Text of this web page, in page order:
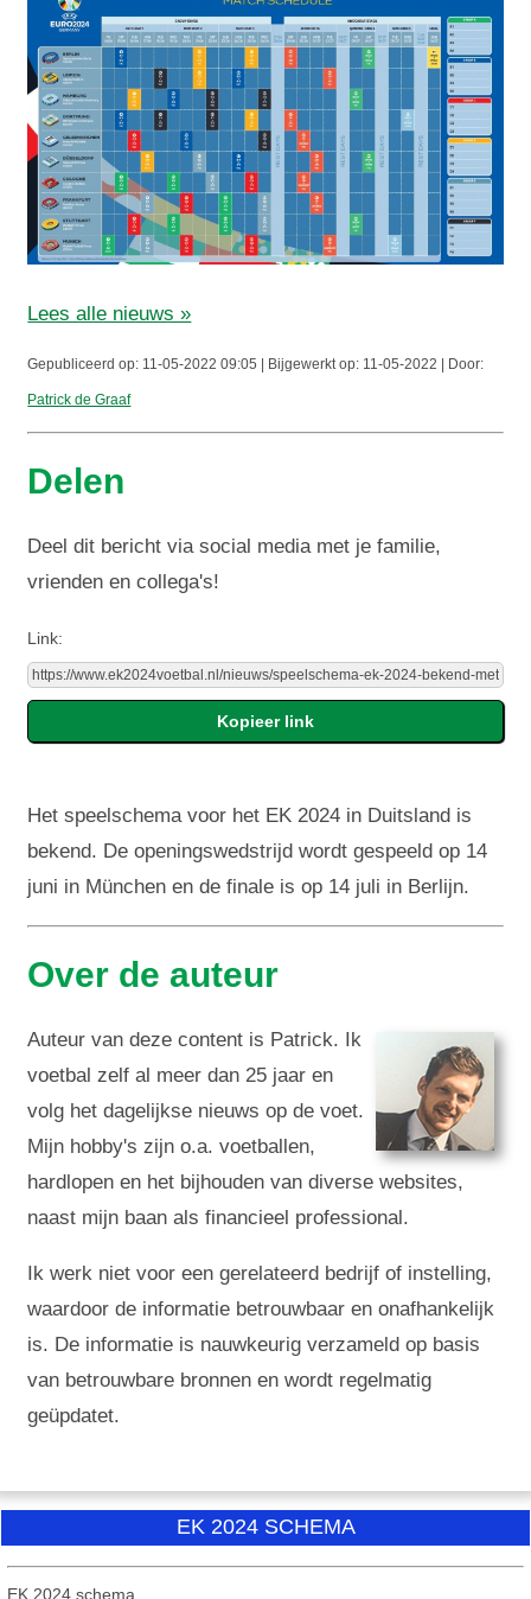
Lees alle nieuws »
Gepubliceerd op: 11-05-2022 09:05 | Bijgewerkt op: 11-05-2022 | Door:
Patrick de Graaf
Delen
Deel dit bericht via social media met je familie,
vrienden en collega's!
Link:
Het speelschema voor het EK 2024 in Duitsland is
bekend. De openingswedstrijd wordt gespeeld op 14
juni in München en de finale is op 14 juli in Berlijn.
Over de auteur
Auteur van deze content is Patrick. Ik
voetbal zelf al meer dan 25 jaar en
volg het dagelijkse nieuws op de voet.
Mijn hobby's zijn o.a. voetballen,
hardlopen en het bijhouden van diverse websites,
naast mijn baan als financieel professional.
Ik werk niet voor een gerelateerd bedrijf of instelling,
waardoor de informatie betrouwbaar en onafhankelijk
is. De informatie is nauwkeurig verzameld op basis
van betrouwbare bronnen en wordt regelmatig
geüpdatet.
EK 2024 SCHEMA
EK 2024 schema